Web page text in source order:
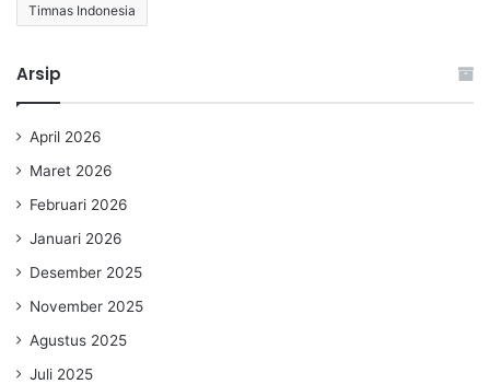
Timnas Indonesia
Arsip
April 2026
Maret 2026
Februari 2026
Januari 2026
Desember 2025
November 2025
Agustus 2025
Juli 2025